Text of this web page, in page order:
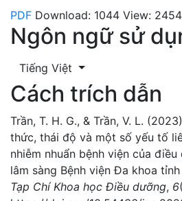
PDF Download: 1044 View: 2454
Ngôn ngữ sử
Tiếng Việt
Cách trích dẫn
Trần, T. H. G., & Trần, V. L.
thức, thái độ và một số yếu tố
nhiễm nhuẩn bệnh viện của
lâm sàng Bệnh viện Đa khoa
Tạp Chí Khoa học Điều dưỡng, 6